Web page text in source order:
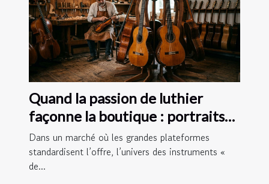
Quand la passion de luthier
façonne la boutique : portraits
d'instruments uniques
Dans un marché où les grandes plateformes
standardisent l’offre, l’univers des instruments «
de...